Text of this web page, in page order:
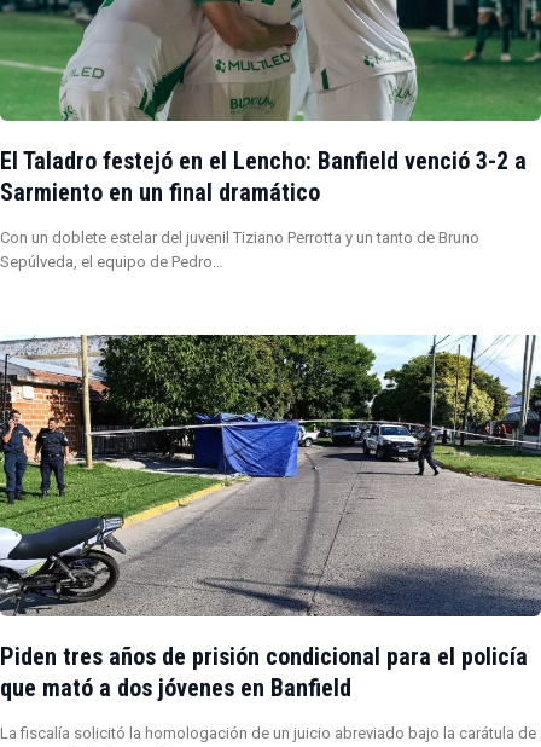
El Taladro festejó en el Lencho: Banfield venció 3-2 a
Sarmiento en un final dramático
Con un doblete estelar del juvenil Tiziano Perrotta y un tanto de Bruno
Sepúlveda, el equipo de Pedro…
Piden tres años de prisión condicional para el policía
que mató a dos jóvenes en Banfield
La fiscalía solicitó la homologación de un juicio abreviado bajo la carátula de